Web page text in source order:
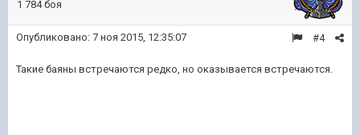
1 784 боя
#4
Опубликовано: 7 ноя 2015, 12:35:07
Такие баяны встречаются редко, но оказывается встречаются.